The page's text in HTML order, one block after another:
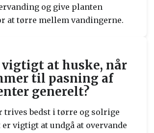
og give planten
at tørre mellem vandingerne.
vigtigt at huske, når
til pasning af
generelt?
trives bedst i tørre og solrige
vigtigt at undgå at overvande